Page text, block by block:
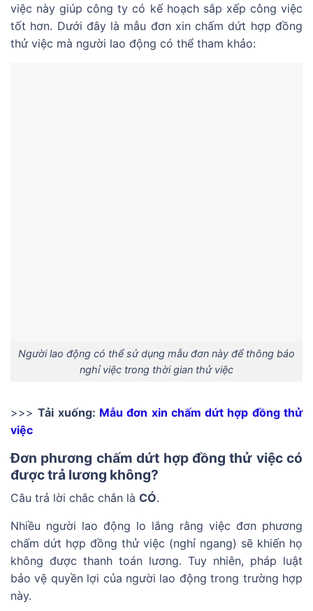
việc này giúp công ty có kế hoạch sắp xếp công việc
tốt hơn. Dưới đây là mẫu đơn xin chấm dứt hợp đồng
thử việc mà người lao động có thể tham khảo:
Người lao động có thể sử dụng mẫu đơn này để thông báo
nghỉ việc trong thời gian thử việc
>>>Tải xuống: Mẫu đơn xin chấm dứt hợp đồng thử
việc
Đơn phương chấm dứt hợp đồng thử việc có
được trả lương không?
Câu trả lời chắc chắn là CÓ.
Nhiều người lao động lo lắng rằng việc đơn phương
chấm dứt hợp đồng thử việc (nghỉ ngang) sẽ khiến họ
không được thanh toán lương. Tuy nhiên, pháp luật
bảo vệ quyền lợi của người lao động trong trường hợp
này.